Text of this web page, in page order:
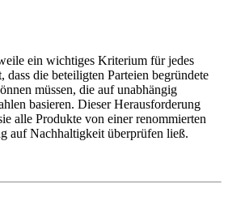
ein wichtiges Kriterium für jedes
dass die beteiligten Parteien begründete
müssen, die auf unabhängig
basieren. Dieser Herausforderung
alle Produkte von einer renommierten
auf Nachhaltigkeit überprüfen ließ.